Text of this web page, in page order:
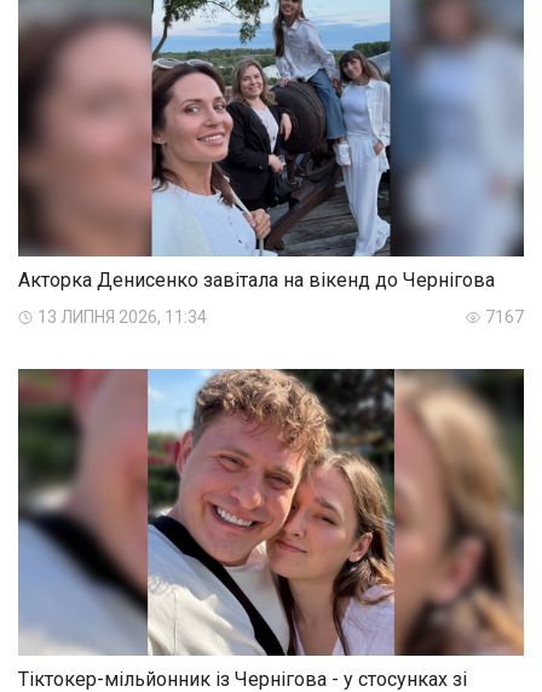
Акторка Денисенко завітала на вікенд до Чернігова
13 ЛИПНЯ 2026, 11:34 7167
Тіктокер-мільйонник із Чернігова - у стосунках зі